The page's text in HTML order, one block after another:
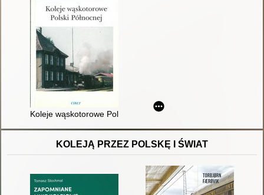
Koleje wąskotorowe Polski Północnej
KOLEJĄ PRZEZ POLSKĘ I ŚWIAT